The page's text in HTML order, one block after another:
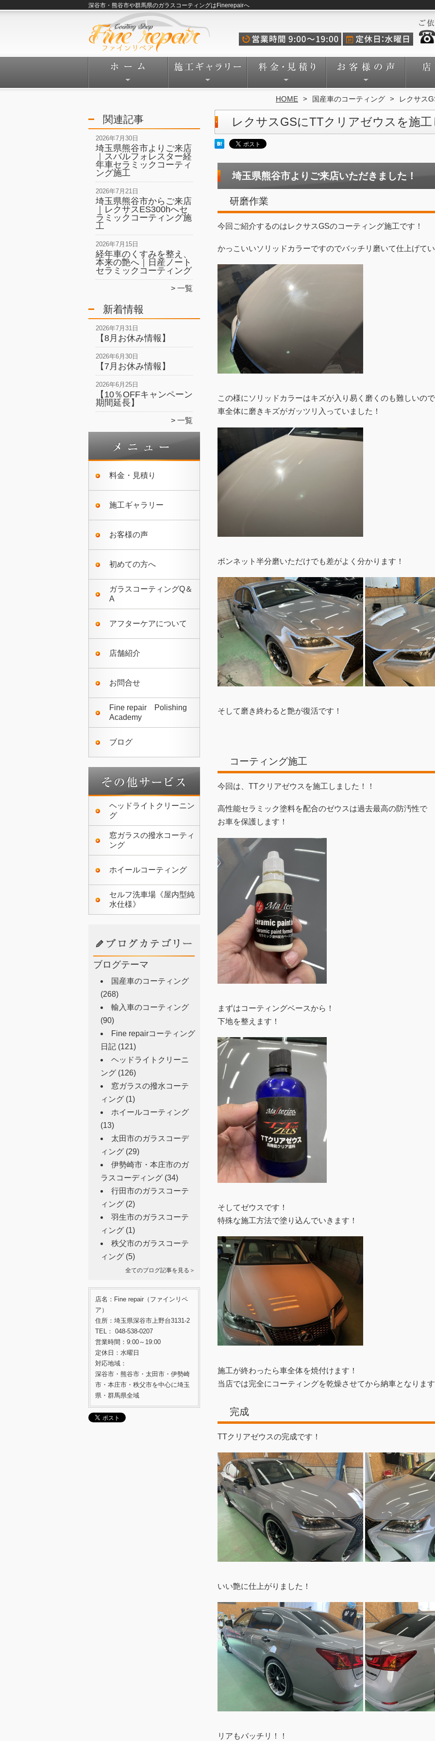
深谷市・熊谷市や群馬県のガラスコーティングはFinerepairへ
HOME 国産車のコーティング レクサス
関連記事
2026年7月30日
埼玉県熊谷市よりご来店
｜スバルフォレスター経
年車セラミックコーティ
ング施工
2026年7月21日
埼玉県熊谷市からご来店
｜レクサスES300hへセ
ラミックコーティング施
工
2026年7月15日
経年車のくすみを整え、
本来の艶へ｜日産ノート
セラミックコーティング
一覧
新着情報
2026年7月31日
【8月お休み情報】
2026年6月30日
【7月お休み情報】
2026年6月25日
【10％OFFキャンペーン
期間延長】
一覧
料金・見積り
施工ギャラリー
お客様の声
初めての方へ
ガラスコーティングQ＆
A
アフターケアについて
店舗紹介
お問合せ
Fine repair Polishing
Academy
ブログ
ヘッドライトクリーニン
グ
窓ガラスの撥水コーティ
ング
ホイールコーティング
セルフ洗車場《屋内型純
水仕様》
ブログテーマ
国産車のコーティング
(268)
輸入車のコーティング
(90)
Fine repairコーティング
日記 (121)
ヘッドライトクリーニ
ング (126)
窓ガラスの撥水コーテ
ィング (1)
ホイールコーティング
(13)
太田市のガラスコーデ
ィング (29)
伊勢崎市・本庄市のガ
ラスコーディング (34)
行田市のガラスコーテ
ィング (2)
羽生市のガラスコーテ
ィング (1)
秩父市のガラスコーテ
ィング (5)
全てのブログ記事を見る＞
店名：Fine repair（ファインリペ
ア）
住所：埼玉県深谷市上野台3131-2
TEL： 048-538-0207
営業時間：9:00～19:00
定休日：水曜日
対応地域：
深谷市・熊谷市・太田市・伊勢崎
市・本庄市・秩父市を中心に埼玉
県・群馬県全域
レクサスGSにTTクリアゼウスを施
埼玉県熊谷市よりご来店いただきました！
研磨作業
今回ご紹介するのはレクサスGSのコーティング施工です！
かっこいいソリッドカラーですのでバッチリ磨いて仕上げて
この様にソリッドカラーはキズが入り易く磨くのも難しいので
車全体に磨きキズがガッツリ入っていました！
ボンネット半分磨いただけでも差がよく分かります！
そして磨き終わると艶が復活です！
コーティング施工
今回は、TTクリアゼウスを施工しました！！
高性能セラミック塗料を配合のゼウスは過去最高の防汚性で
お車を保護します！
まずはコーティングベースから！
下地を整えます！
そしてゼウスです！
特殊な施工方法で塗り込んでいきます！
施工が終わったら車全体を焼付けます！
当店では完全にコーティングを乾燥させてから納車となりま
完成
TTクリアゼウスの完成です！
いい艶に仕上がりました！
リアもバッチリ！！